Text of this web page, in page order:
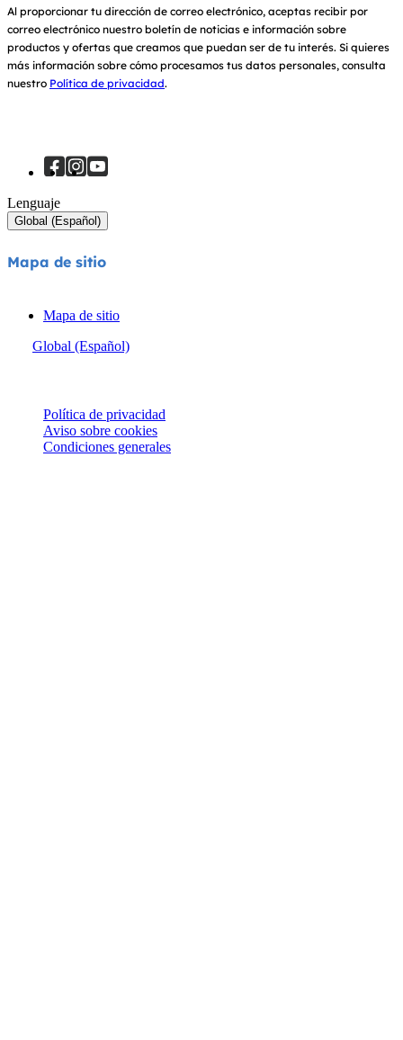
Al proporcionar tu dirección de correo electrónico, aceptas recibir por
correo electrónico nuestro boletín de noticias e información sobre
productos y ofertas que creamos que puedan ser de tu interés. Si quieres
más información sobre cómo procesamos tus datos personales, consulta
nuestro Política de privacidad.
Lenguaje
Global (Español)
Mapa de sitio
Mapa de sitio
Global (Español)
Política de privacidad
Aviso sobre cookies
Condiciones generales